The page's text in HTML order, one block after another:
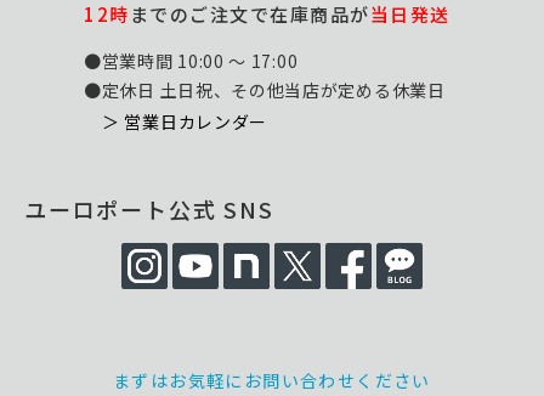
12時までのご注文で在庫商品が当日発送
●営業時間 10:00 ～ 17:00
●定休日 土日祝、その他当店が定める休業日
＞ 営業日カレンダー
ユーロポート公式 SNS
まずはお気軽にお問い合わせください